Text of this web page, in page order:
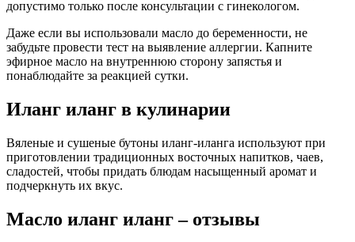
допустимо только после консультации с гинекологом.
Даже если вы использовали масло до беременности, не
забудьте провести тест на выявление аллергии. Капните
эфирное масло на внутреннюю сторону запястья и
понаблюдайте за реакцией сутки.
Иланг иланг в кулинарии
Вяленые и сушеные бутоны иланг-иланга используют при
приготовлении традиционных восточных напитков, чаев,
сладостей, чтобы придать блюдам насыщенный аромат и
подчеркнуть их вкус.
Масло иланг иланг – отзывы